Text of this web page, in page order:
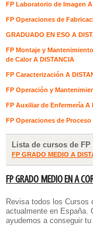
FP Laboratorio de Imagen A
FP Operaciones de
GRADUADO EN ESO A
FP Montaje y
de Calor A DISTANCIA
FP Caracterización A
FP Operación y
FP Auxiliar de Enfermería A
FP Operaciones de
Lista de cursos de FP
FP GRADO MEDIO A
FP GRADO MEDIO EN A
Revisa todos los Cursos
actualmente en España.
ayudemos a conseguir